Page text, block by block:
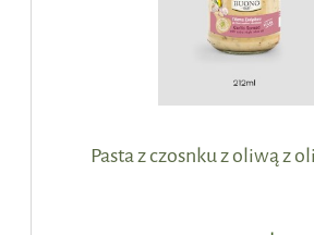
Pasta z czosnku z oliwą z